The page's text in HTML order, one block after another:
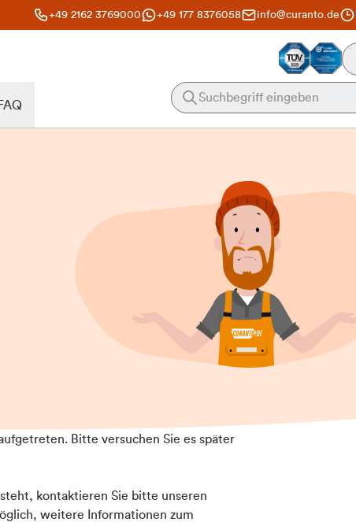
+49 2162 3769000 +49 177 8376058 info@curanto.de
Bitte versuchen Sie es später
kontaktieren Sie bitte unseren
weitere Informationen zum